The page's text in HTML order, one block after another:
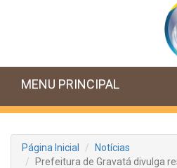
MENU PRINCIPAL
Página Inicial
Notícias
Prefeitura de Gravatá divulga